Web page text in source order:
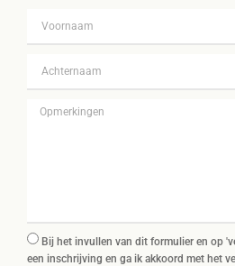
Bij het invullen van dit formulier en op
een inschrijving en ga ik akkoord met het